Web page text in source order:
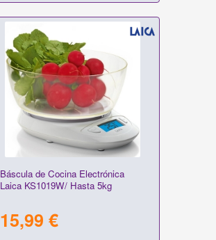
Báscula de Cocina Electrónica
Laica KS1019W/ Hasta 5kg
15,99 €